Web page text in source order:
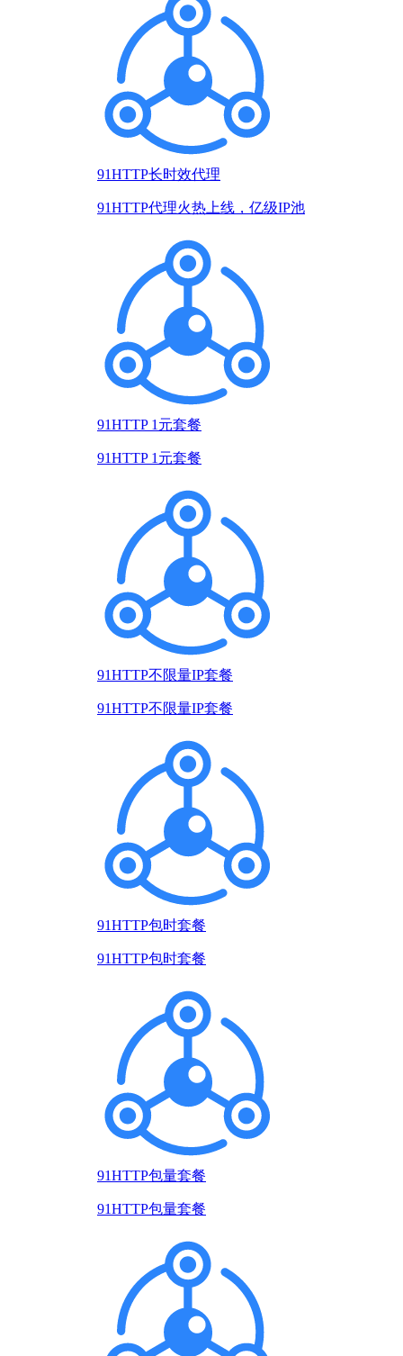
91HTTP长时效代理
91HTTP代理火热上线，亿级IP池
91HTTP 1元套餐
91HTTP 1元套餐
91HTTP不限量IP套餐
91HTTP不限量IP套餐
91HTTP包时套餐
91HTTP包时套餐
91HTTP包量套餐
91HTTP包量套餐